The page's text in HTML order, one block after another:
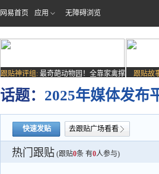
网易首页 应用 无障碍浏览
跟贴神评组: 最奇葩动物园！全靠家禽撑
跟贴故
话题： 2025年媒体发布
快速发贴 去跟贴广场看看
热门跟贴 (跟贴0条 有0人参与)